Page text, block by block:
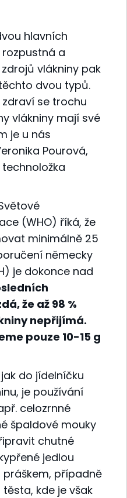
hlavních
rozpustná a
vlákniny pak
dvou typů.
se trochu
vlákniny mají své
je u nás
Pourová,
(WHO) říká, že
minimálně 25
německy
je dokonce nad
že až 98 %
nepřijímá.
pouze 10-15 g
do jídelníčku
je používání
celozrnné
špaldové mouky
chutné
jedlou
případně
kde je však